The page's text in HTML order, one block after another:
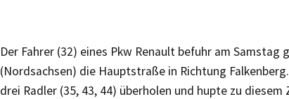
Der Fahrer (32) eines Pkw Renault befuhr am Samstag
(Nordsachsen) die Hauptstraße in Richtung
drei Radler (35, 43, 44) überholen und hupte zu